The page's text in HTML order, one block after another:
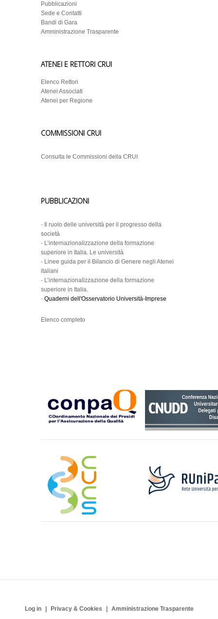
Pubblicazioni
Sede e Contatti
Bandi di Gara
Amministrazione Trasparente
ATENEI E RETTORI CRUI
Elenco Rettori
Atenei Associati
Atenei per Regione
COMMISSIONI CRUI
Consulta le Commissioni della CRUI
PUBBLICAZIONI
-
Il ruolo delle università per il progresso della
società
- L’internazionalizzazione della formazione
superiore in Italia. Le università
- Linee guida per il Bilancio di Genere negli Atenei
italiani
- L’internazionalizzazione della formazione
superiore in Italia.
- Quaderni dell'Osservatorio Università-Imprese
Elenco completo
Log in Privacy & Cookies Amministrazione Trasparente